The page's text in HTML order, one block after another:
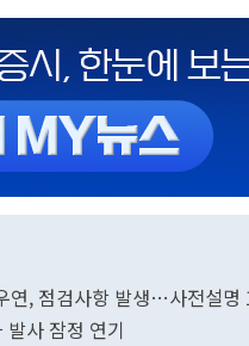
연, 점검사항 발생…사전설명
사 잠정 연기